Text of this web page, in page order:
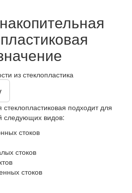
подходит для
следующих видов:
стоков
стоков
стоков